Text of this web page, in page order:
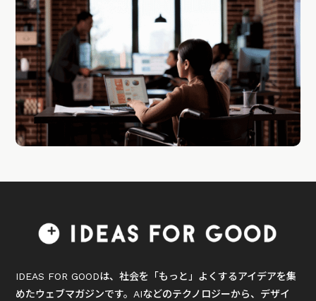
IDEAS FOR GOODは、社会を「もっと」よくするアイデアを集
めたウェブマガジンです。AIなどのテクノロジーから、デザイ